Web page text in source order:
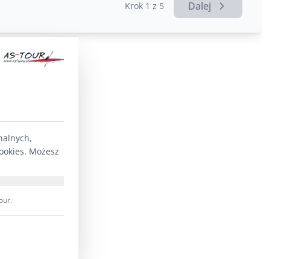
Krok 1 z 5 Dalej
Możesz
.